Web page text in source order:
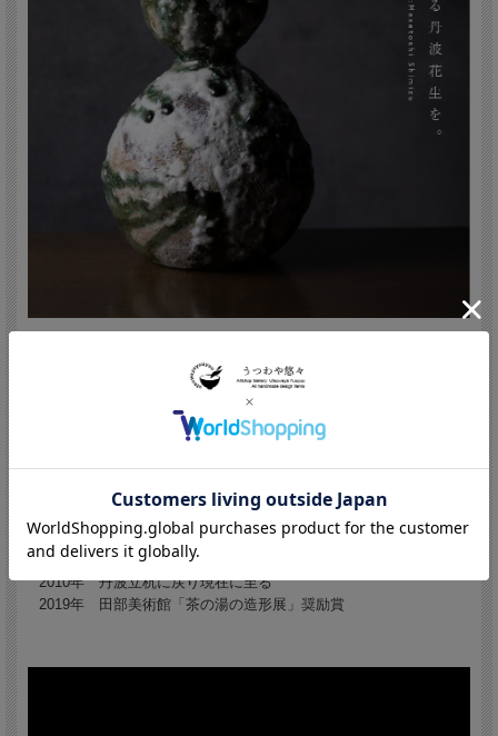
清水万佐年/Masatoshi Shimizu
(Japan,Hyogo 1984 - )
1984年 丹波立杭に生まれる
2007年 京都市立工業試験場終了
2008年 京都府立陶工高等技術専門校卒業
京都 市川博一氏に師事
2010年 丹波立杭に戻り現在に至る
2019年 田部美術館「茶の湯の造形展」奨励賞